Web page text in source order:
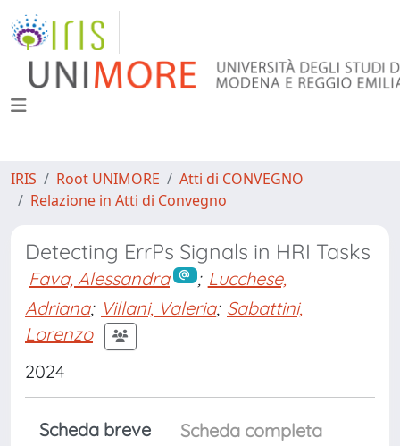
IRIS Root UNIMORE
Atti di CONVEGNO
Relazione in Atti di Convegno
Detecting ErrPs Signals in HRI Tasks
Fava, Alessandra ; Lucchese,
Adriana; Villani, Valeria; Sabattini,
Lorenzo
2024
Scheda breve
Scheda completa